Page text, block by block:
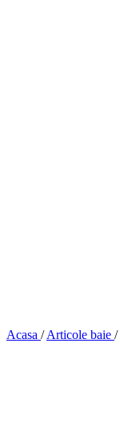
Acasa / Articole baie /